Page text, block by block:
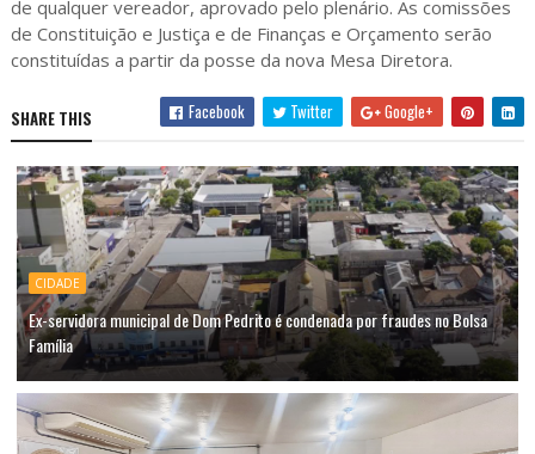
de qualquer vereador, aprovado pelo plenário. As comissões
de Constituição e Justiça e de Finanças e Orçamento serão
constituídas a partir da posse da nova Mesa Diretora.
SHARE THIS Facebook Twitter Google+
CIDADE
Ex-servidora municipal de Dom Pedrito é condenada por fraudes no Bolsa
Família